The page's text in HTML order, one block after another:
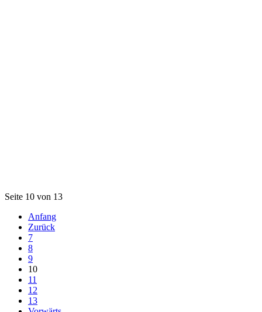
Seite 10 von 13
Anfang
Zurück
7
8
9
10
11
12
13